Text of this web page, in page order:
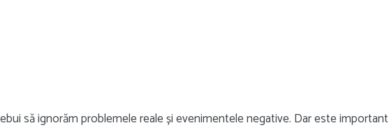
să ignorăm problemele reale și evenimentele negative. Dar este important